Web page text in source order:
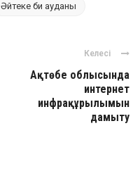
Әйтеке би ауданы
Келесі
Ақтөбе облысында
интернет
инфрақұрылымын
дамыту